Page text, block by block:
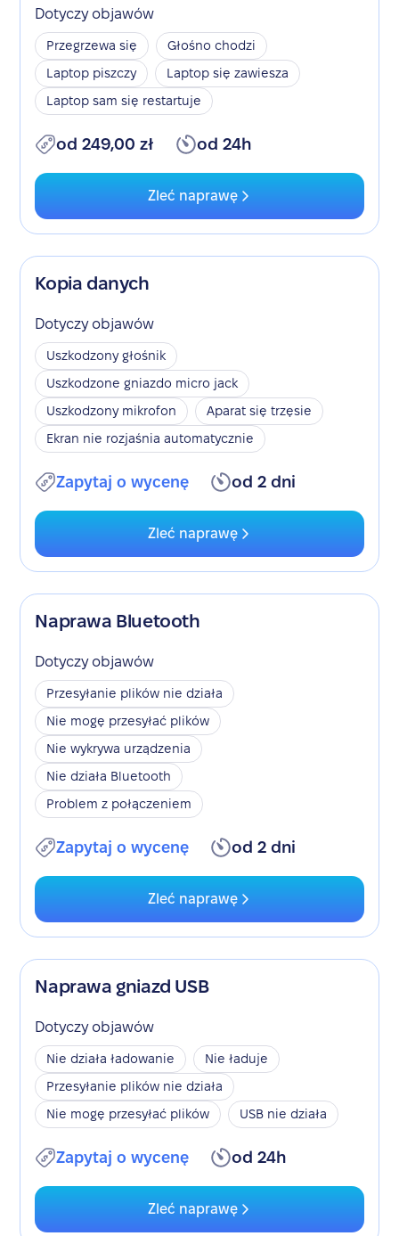
Dotyczy objawów
Przegrzewa się
Głośno chodzi
Laptop piszczy
Laptop się zawiesza
Laptop sam się restartuje
od 249,00 zł od 24h
Zleć naprawę
Kopia danych
Dotyczy objawów
Uszkodzony głośnik
Uszkodzone gniazdo micro jack
Uszkodzony mikrofon
Aparat się trzęsie
Ekran nie rozjaśnia automatycznie
Zapytaj o wycenę od 2 dni
Zleć naprawę
Naprawa Bluetooth
Dotyczy objawów
Przesyłanie plików nie działa
Nie mogę przesyłać plików
Nie wykrywa urządzenia
Nie działa Bluetooth
Problem z połączeniem
Zapytaj o wycenę od 2 dni
Zleć naprawę
Naprawa gniazd USB
Dotyczy objawów
Nie działa ładowanie
Nie ładuje
Przesyłanie plików nie działa
Nie mogę przesyłać plików
USB nie działa
Zapytaj o wycenę od 24h
Zleć naprawę